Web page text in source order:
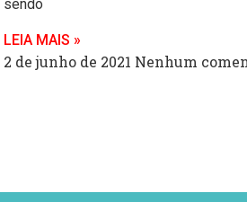
sendo
LEIA MAIS »
2 de junho de 2021 Nenhum